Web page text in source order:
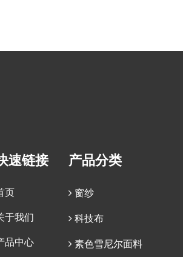
速链接
页
于我们
品中心
产品分类
窗纱
科技布
素色雪尼尔面料